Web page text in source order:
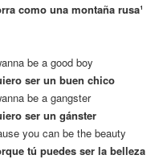
como una montaña rusa¹
be a good boy
ser un buen chico
be a gangster
ser un gánster
you can be the beauty
tú puedes ser la belleza